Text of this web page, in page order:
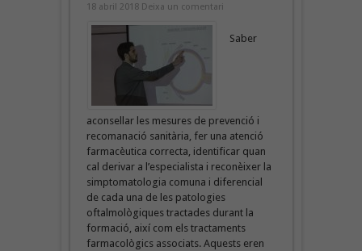
18 abril 2018 Deixa un comentari
Saber
aconsellar les mesures de prevenció i
recomanació sanitària, fer una atenció
farmacèutica correcta, identificar quan
cal derivar a l’especialista i reconèixer la
simptomatologia comuna i diferencial
de cada una de les patologies
oftalmològiques tractades durant la
formació, així com els tractaments
farmacològics associats. Aquests eren